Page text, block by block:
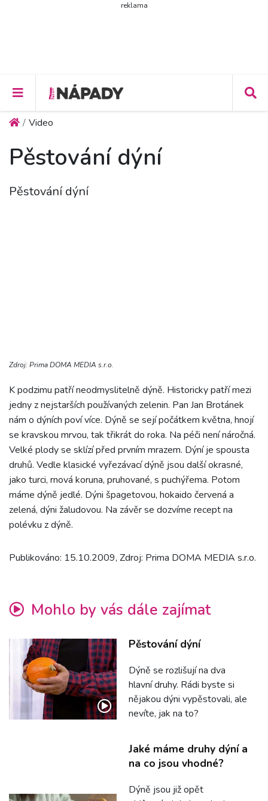
reklama
Video
Pěstování dýní
Pěstování dýní
Zdroj: Prima DOMA MEDIA s.r.o.
K podzimu patří neodmyslitelně dýně. Historicky patří mezi
jedny z nejstarších používaných zelenin. Pan Jan Brotánek
nám o dýních poví více. Dýně se sejí počátkem května, hnojí
se kravskou mrvou, tak třikrát do roka. Na péči není náročná.
Velké plody se sklízí před prvním mrazem. Dýní je spousta
druhů. Vedle klasické vyřezávací dýně jsou další okrasné,
jako turci, rnová koruna, pruhované, s puchýřema. Potom
máme dýně jedlé. Dýni špagetovou, hokaido červená a
zelená, dýni žaludovou. Na závěr se dozvíme recept na
polévku z dýně.
Publikováno: 15.10.2009, Zdroj: Prima DOMA MEDIA s.r.o.
Mohlo by vás dále zajímat
Pěstování dýní
Dýně se rozlišují na dva
hlavní druhy. Rádi byste si
nějakou dýni vypěstovali, ale
nevíte, jak na to?
Jaké máme druhy dýní a
na co jsou vhodné?
Dýně jsou již opět